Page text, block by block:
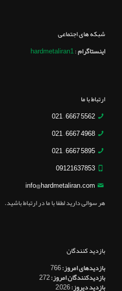
شبکه های اجتماعی
اینستاگرام:
hardmetaliran1
ارتباط با ما
5562 6667 – 021
4968 6667 – 021
5895 6667 – 021
09121637853
info@hardmetaliran.com
هر سوالی دارید لطفا با ما در ارتباط باشید.
بازدید کنندگان
بازدیدهای امروز:766
بازدیدکنندگان امروز:272
بازدید دیروز:2,026